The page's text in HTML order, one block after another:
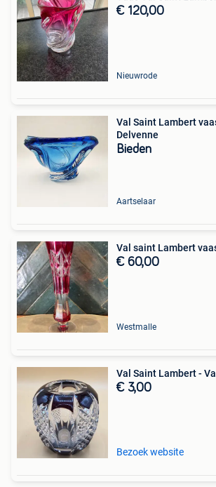
€ 120,00
Nieuwrode
Val Saint Lambert vaas ontwerp René
Delvenne
Bieden
Aartselaar
Val saint Lambert
€ 60,00
Westmalle
Val Saint Lambert -
€ 3,00
Bezoek website